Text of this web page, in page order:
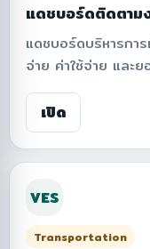
แดชบอร์ดติดตาม
แดชบอร์ดบริหารกา
จ่าย ค่าใช้จ่าย และ
สรุปข้อมูลทางการเ
แสดงผลเชิงกราฟ
เพิ่มความโปร่งใส ค
วางแผนการดำเนิน
เปิด
VES
Transportation